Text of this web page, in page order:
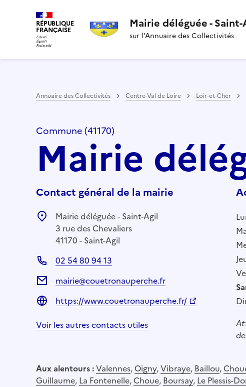
RÉPUBLIQUE
FRANÇAISE Mairie déléguée - Saint-
sur l’Annuaire des Collectivités
Annuaire des Collectivités Centre-Val de Loire Loir-et-Cher
Commune (41170)
Mairie
Contact général de la mairie
Mairie déléguée - Saint-Agil
3 rue des Chevaliers
41170 - Saint-Agil
02 54 80 94 13
mairie@couetronauperche.fr
https://www.couetronauperche.fr/
Voir les autres contacts utiles
Aux alentours :Valennes, Oigny,Vibraye, Baillou,
Guillaume, La Fontenelle, Choue, Boursay, Le Plessis-